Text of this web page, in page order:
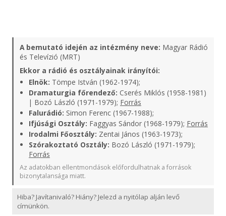
A bemutató idején az intézmény neve: Magyar Rádió
és Televízió (MRT)
Ekkor a rádió és osztályainak irányítói:
Elnök: Tömpe István (1962-1974);
Dramaturgia főrendező: Cserés Miklós (1958-1981)
| Bozó László (1971-1979); Forrás
Falurádió: Simon Ferenc (1967-1988);
Ifjúsági Osztály: Faggyas Sándor (1968-1979); Forrás
Irodalmi Főosztály: Zentai János (1963-1973);
Szórakoztató Osztály: Bozó László (1971-1979);
Forrás
Az adatokban ellentmondások előfordulhatnak a források
bizonytalansága miatt.
Hiba? Javítanivaló? Hiány? Jelezd a nyitólap alján levő
címünkön.